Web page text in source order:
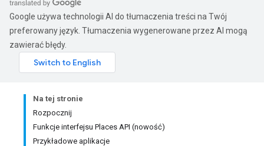
Google używa technologii AI do tłumaczenia treści na Twój
preferowany język. Tłumaczenia wygenerowane przez AI mogą
zawierać błędy.
Na tej stronie
Rozpocznij
Funkcje interfejsu Places API (nowość)
Przykładowe aplikacje